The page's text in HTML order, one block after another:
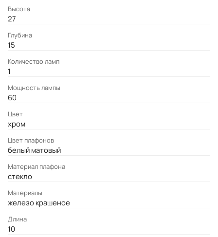
Высота
27
Глубина
15
Количество ламп
1
Мощность лампы
60
Цвет
хром
Цвет плафонов
белый матовый
Материал плафона
стекло
Материалы
железо крашеное
Длина
10